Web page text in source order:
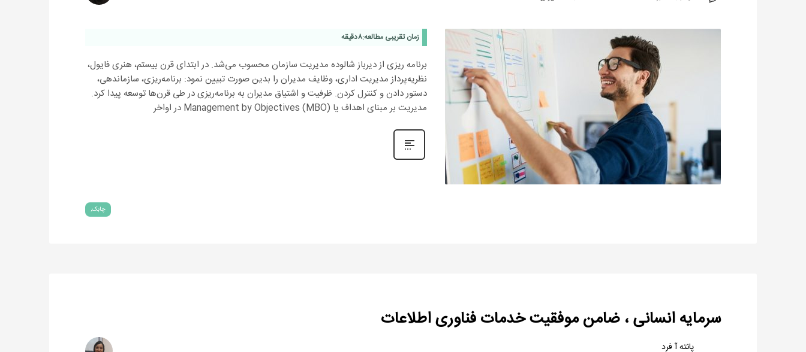
زمان تقریبی مطالعه:8دقیقه
برنامه‌ ریزی از دیرباز شالوده مدیریت سازمان محسوب می‌شد. در ابتدای قرن بیستم، هنری فایول،
نظریه‌پرداز مدیریت اداری، وظایف مدیران را بدین صورت تبیین نمود: برنامه‌ریزی، سازماندهی،
دستور دادن و کنترل کردن. ظرفیت و اشتیاق مدیران به برنامه‌ریزی در طی قرن‌ها توسعه پیدا کرد.
مدیریت بر مبنای اهداف یا Management by Objectives (MBO) در اواخر
چابک
سرمایه انسانی ، ضامن موفقیت خدمات فناوری اطلاعات
پانته آ فرد